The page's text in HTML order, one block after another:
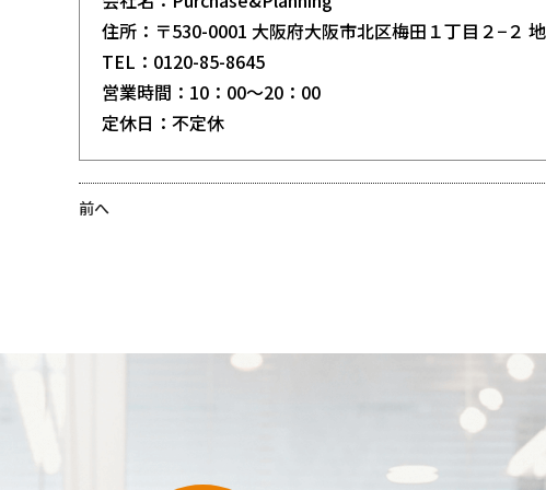
住所：〒530-0001 大阪府大阪市北区梅田１丁目２−２
TEL：0120-85-8645
営業時間：10：00～20：00
定休日：不定休
前へ